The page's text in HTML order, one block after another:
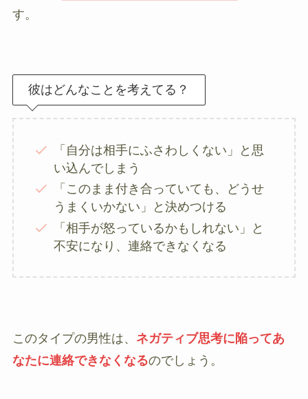
す。
彼はどんなことを考えてる？
「自分は相手にふさわしくない」と思
い込んでしまう
「このまま付き合っていても、どうせ
うまくいかない」と決めつける
「相手が怒っているかもしれない」と
不安になり、連絡できなくなる
このタイプの男性は、 ネガティブ思考に陥ってあ
なたに連絡できなくなるのでしょう。